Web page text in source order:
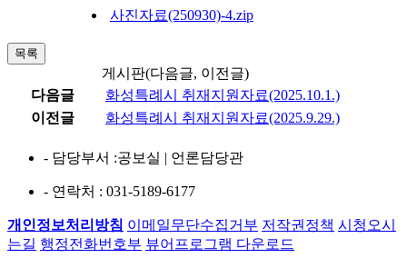
사진자료(250930)-4.zip
목록
게시판(다음글, 이전글)
다음글
화성특례시 취재지원자료(2025.10.1.)
이전글
화성특례시 취재지원자료(2025.9.29.)
- 담당부서 :공보실 | 언론담당관
- 연락처 : 031-5189-6177
개인정보처리방침 이메일무단수집거부 저작권정책 시청오시
는길 행정전화번호부 뷰어프로그램 다운로드